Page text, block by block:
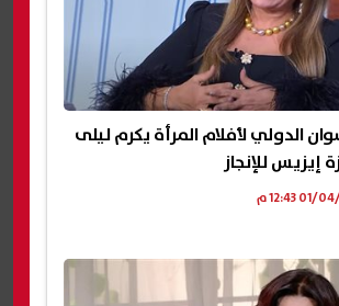
الدولي لأفلام المرأة يكرم ليلى
إيزيس للإنجاز